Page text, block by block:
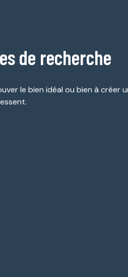
de recherche
le bien idéal ou bien à créer